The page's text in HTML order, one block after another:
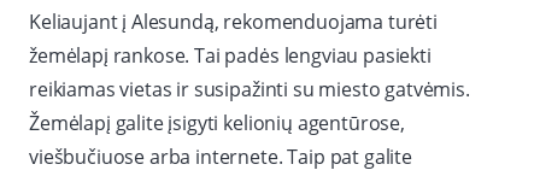
Keliaujant į Alesundą, rekomenduojama turėti
žemėlapį rankose. Tai padės lengviau pasiekti
reikiamas vietas ir susipažinti su miesto gatvėmis.
Žemėlapį galite įsigyti kelionių agentūrose,
viešbučiuose arba internete. Taip pat galite